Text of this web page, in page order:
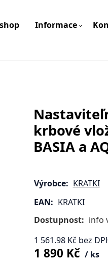
Informace
krbové
BASIA a
Výrobce: KRATKI
EAN: KRATKI
Dostupnost: info
1 561.98Kč bez
1 890 Kč ks